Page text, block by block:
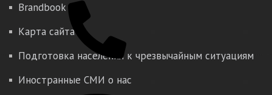
Brandbook
Карта сайта
Подготовка населения к чрезвычайным ситуациям
Иностранные СМИ о нас